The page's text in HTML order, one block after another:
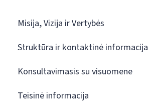
Misija, Vizija ir Vertybės
Struktūra ir kontaktinė informacija
Konsultavimasis su visuomene
Teisinė informacija